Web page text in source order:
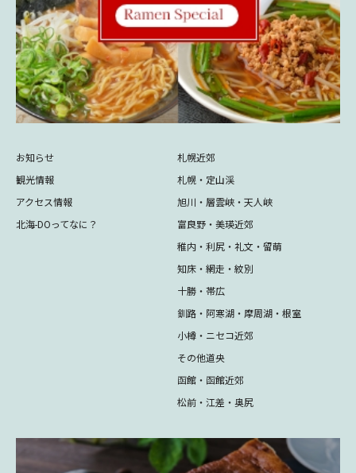
お知らせ
観光情報
アクセス情報
北海-DOってなに？
札幌近郊
札幌・定山渓
旭川・層雲峡・天人峡
富良野・美瑛近郊
稚内・利尻・礼文・留萌
知床・網走・紋別
十勝・帯広
釧路・阿寒湖・摩周湖・根室
小樽・ニセコ近郊
その他道央
函館・函館近郊
松前・江差・奥尻